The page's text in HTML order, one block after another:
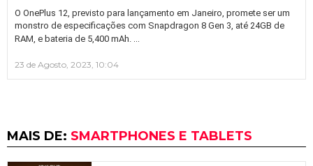
O OnePlus 12, previsto para lançamento em Janeiro, promete ser um
monstro de especificações com Snapdragon 8 Gen 3, até 24GB de
RAM, e bateria de 5,400 mAh.
23 de Agosto, 2023, 10:04
MAIS DE: SMARTPHONES E TABLETS